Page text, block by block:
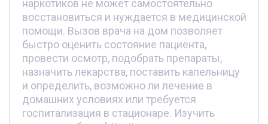
наркотиков не может самостоятельно
восстановиться и нуждается в медицинской
помощи. Вызов врача на дом позволяет
быстро оценить состояние пациента,
провести осмотр, подобрать препараты,
назначить лекарства, поставить капельницу
и определить, возможно ли лечение в
домашних условиях или требуется
госпитализация в стационаре. Изучить